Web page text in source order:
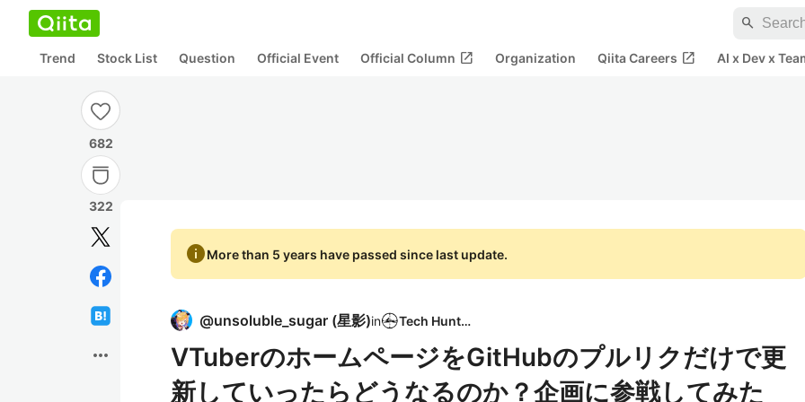
search
Trend Stock List Question Official Event Official Column open_in_new Organization Qiita Careers open_in_new AI x Dev x
682
322
more_horiz
infoMore than 5 years have passed since last update.
@unsoluble_sugar (星影)in Tech Hunter
VTuberのホームページをGitHubのプルリクだけで更
新していったらどうなるのか？企画に参戦してみた